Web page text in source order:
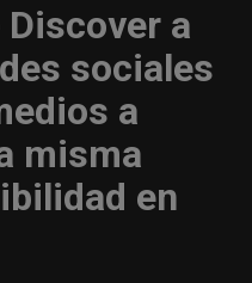
a
sociales
a
misma
en